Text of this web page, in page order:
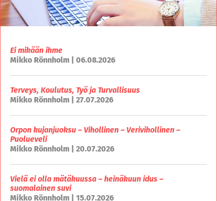
Ei mikään ihme
Mikko Rönnholm | 06.08.2026
Terveys, Koulutus, Työ ja Turvallisuus
Mikko Rönnholm | 27.07.2026
Orpon kujanjuoksu – Vihollinen – Verivihollinen –
Puolueveli
Mikko Rönnholm | 20.07.2026
Vielä ei olla mätäkuussa – heinäkuun idus –
suomalainen suvi
Mikko Rönnholm | 15.07.2026